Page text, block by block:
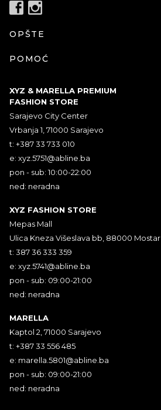
OPŠTE
POMOĆ
XYZ & MARELLA PREMIUM
FASHION STORE
Sarajevo City Center
Vrbanja 1, 71000 Sarajevo
t: +387 33 733 010
e: xyz.5751@abline.ba
pon - sub: 10:00-22:00
ned: neradna
XYZ FASHION STORE
Mepas Mall
Ulica Kneza Višeslava bb, 88000 Mostar
t: 387 36 333 359
e: xyz.5741@abline.ba
pon - sub: 09:00-21:00
ned: neradna
MARELLA
Kaptol 2, 71000 Sarajevo
t: +387 33 556 485
e: marella.5801@abline.ba
pon - sub: 09:00-21:00
ned: neradna